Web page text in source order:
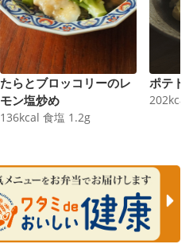
たらとブロッコリーのレ
モン塩炒め
136kcal 食塩 1.2g
ポテト
202kcal